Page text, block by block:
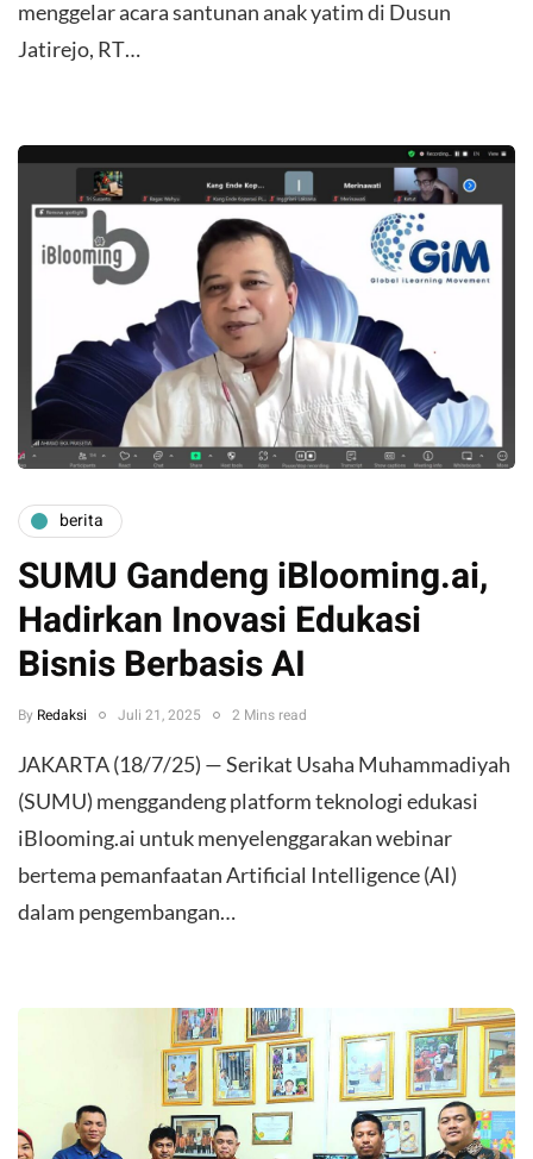
menggelar acara santunan anak yatim di Dusun
Jatirejo, RT…
berita
SUMU Gandeng iBlooming.ai,
Hadirkan Inovasi Edukasi
Bisnis Berbasis AI
By Redaksi Juli 21, 2025 2 Mins read
JAKARTA (18/7/25) — Serikat Usaha Muhammadiyah
(SUMU) menggandeng platform teknologi edukasi
iBlooming.ai untuk menyelenggarakan webinar
bertema pemanfaatan Artificial Intelligence (AI)
dalam pengembangan…